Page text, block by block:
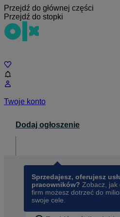
Przejdź do głównej części
Przejdź do stopki
Twoje konto
Dodaj ogłoszenie
Sprzedajesz, oferujesz
pracowników? Zobacz, jak
firm możesz dotrzeć do
swoje cele.